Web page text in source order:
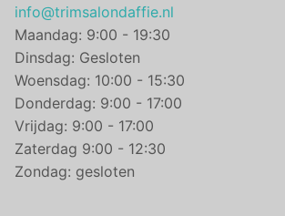
info@trimsalondaffie.nl
Maandag: 9:00 - 19:30
Dinsdag: Gesloten
Woensdag: 10:00 - 15:30
Donderdag: 9:00 - 17:00
Vrijdag: 9:00 - 17:00
Zaterdag 9:00 - 12:30
Zondag: gesloten